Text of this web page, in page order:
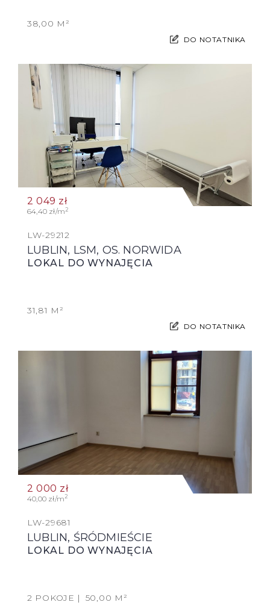
38,00 M²
DO NOTATNIKA
LW-29212
LUBLIN, LSM, OS. NORWIDA
LOKAL DO WYNAJĘCIA
31,81 M²
2 049 zł
64,40 zł/m2
DO NOTATNIKA
LW-29681
LUBLIN, ŚRÓDMIEŚCIE
LOKAL DO WYNAJĘCIA
2 POKOJE 50,00 M²
2 000 zł
40,00 zł/m2